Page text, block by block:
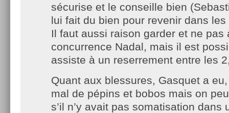
sécurise et le conseille bien
lui fait du bien pour revenir dans
Il faut aussi raison garder et ne pas
concurrence Nadal, mais il est
assiste à un reserrement entre les
Quant aux blessures, Gasquet a
mal de pépins et bobos mais on
s’il n’y avait pas somatisation dans